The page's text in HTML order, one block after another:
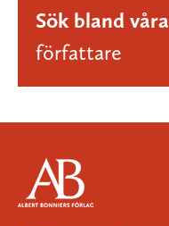
Sök bland våra
författare